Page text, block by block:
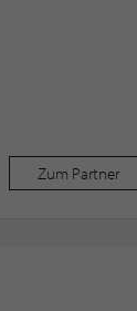
Zum Partner